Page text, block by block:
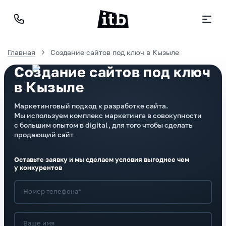
Главная Создание сайтов под ключ в Кызыле
Создание сайтов под ключ
в Кызыле
Маркетинговый подход к разработке сайта.
Мы используем комплекс маркетинга в совокупности
с большим опытом в digital, для того чтобы сделать
продающий сайт
Оставьте заявку и мы сделаем условия выгоднее чем
у конкурентов
Номер телефона*
Ваше имя